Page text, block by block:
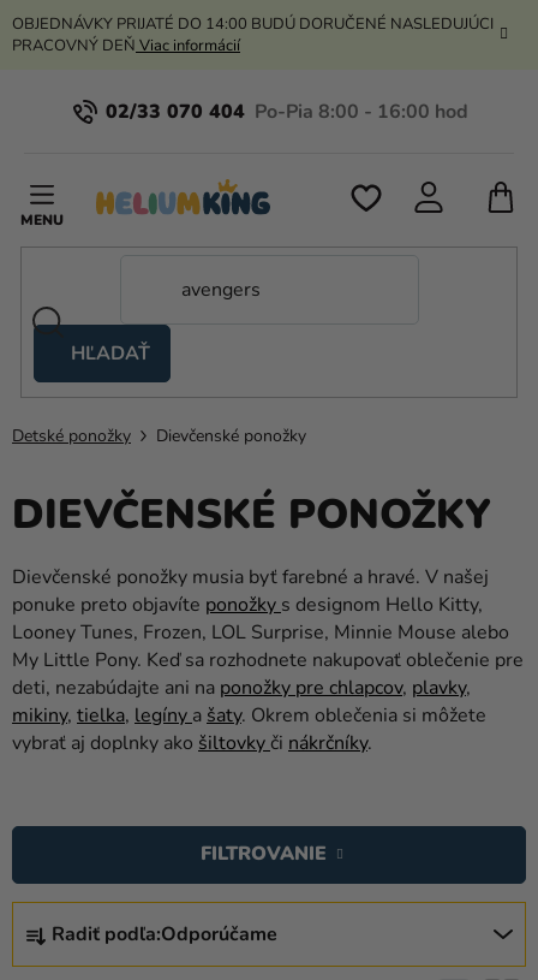
Prejsť
na
OBJEDNÁVKY PRIJATÉ DO 14:00 BUDÚ DORUČENÉ NASLEDUJÚCI
PRACOVNÝ DEŇ Viac informácií
02/33 070 404
HĽADAŤ
stany
Kanekalon
Hélium
a
Svadba
Párty
Výzdoba
a
doplnky
kostýmy a
Oblečenie
Pečenie
Detské ponožky Dievčenské ponožky
DIEVČENSKÉ PONOŽKY
Dievčenské ponožky musia byť farebné a hravé. V našej
ponuke preto objavíte ponožky s designom Hello Kitty,
Looney Tunes, Frozen, LOL Surprise, Minnie Mouse alebo
My Little Pony. Keď sa rozhodnete nakupovať oblečenie pre
deti, nezabúdajte ani na ponožky pre chlapcov, plavky,
mikiny, tielka, legíny a šaty. Okrem oblečenia si môžete
vybrať aj doplnky ako šiltovky či nákrčníky.
A
Radiť podľa:Odporúčame
FILTROVANIE
Ý
P
I
S
P